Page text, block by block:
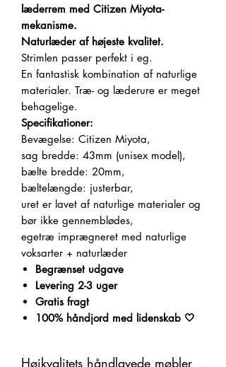
læderrem med Citizen Miyota-
mekanisme.
Naturlæder af højeste kvalitet.
Strimlen passer perfekt i eg.
En fantastisk kombination af naturlige
materialer. Træ- og læderure er meget
behagelige.
Specifikationer:
Bevægelse: Citizen Miyota,
sag bredde: 43mm (unisex model),
bælte bredde: 20mm,
bæltelængde: justerbar,
uret er lavet af naturlige materialer og
bør ikke gennemblødes,
egetræ imprægneret med naturlige
voksarter + naturlæder
Begrænset udgave
Levering 2-3 uger
Gratis fragt
100% håndjord med lidenskab 🤍
Højkvalitets håndlavede møbler